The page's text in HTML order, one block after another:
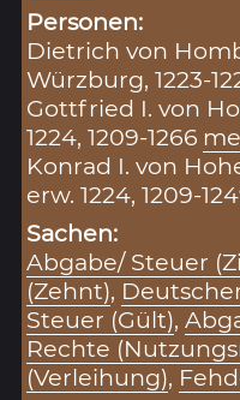
Personen:
Dietrich von
Würzburg, 1223-
Gottfried I. von
1224, 1209-1266
Konrad I. von
erw. 1224, 1209-
Sachen:
Abgabe/ Steuer
(Zehnt),
Steuer (Gült),
Rechte
(Verleihung),